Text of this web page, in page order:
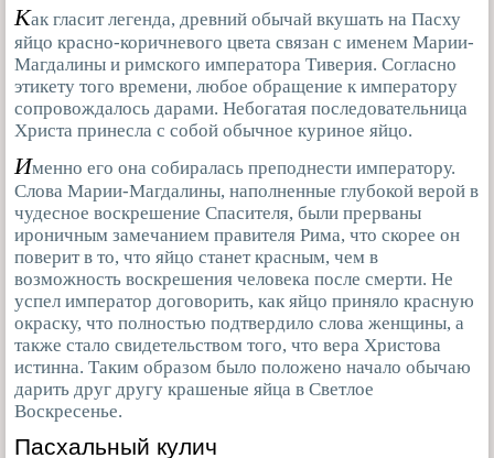
Как гласит легенда, древний обычай вкушать на Пасху
яйцо красно-коричневого цвета связан с именем Марии-
Магдалины и римского императора Тиверия. Согласно
этикету того времени, любое обращение к императору
сопровождалось дарами. Небогатая последовательница
Христа принесла с собой обычное куриное яйцо.
Именно его она собиралась преподнести императору.
Слова Марии-Магдалины, наполненные глубокой верой в
чудесное воскрешение Спасителя, были прерваны
ироничным замечанием правителя Рима, что скорее он
поверит в то, что яйцо станет красным, чем в
возможность воскрешения человека после смерти. Не
успел император договорить, как яйцо приняло красную
окраску, что полностью подтвердило слова женщины, а
также стало свидетельством того, что вера Христова
истинна. Таким образом было положено начало обычаю
дарить друг другу крашеные яйца в Светлое
Воскресенье.
Пасхальный кулич